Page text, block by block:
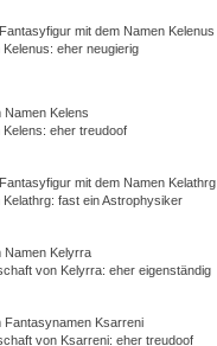
mit dem Namen Kelenus
eher neugierig
Namen Kelens
eher treudoof
mit dem Namen Kelathrg
fast ein Astrophysiker
Namen Kelyrra
von Kelyrra: eher eigenständig
Fantasynamen Ksarreni
von Ksarreni: eher treudoof